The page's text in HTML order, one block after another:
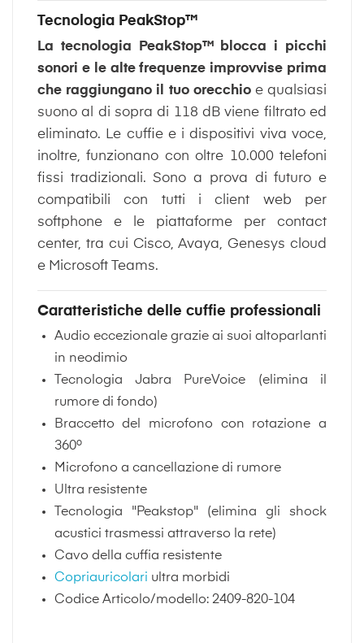
Tecnologia PeakStop™
La tecnologia PeakStop™ blocca i picchi
sonori e le alte frequenze improvvise prima
che raggiungano il tuo orecchio e qualsiasi
suono al di sopra di 118 dB viene filtrato ed
eliminato. Le cuffie e i dispositivi viva voce,
inoltre, funzionano con oltre 10.000 telefoni
fissi tradizionali. Sono a prova di futuro e
compatibili con tutti i client web per
softphone e le piattaforme per contact
center, tra cui Cisco, Avaya, Genesys cloud
e Microsoft Teams.
Caratteristiche delle cuffie professionali
Audio eccezionale grazie ai suoi altoparlanti
in neodimio
Tecnologia Jabra PureVoice (elimina il
rumore di fondo)
Braccetto del microfono con rotazione a
360º
Microfono a cancellazione di rumore
Ultra resistente
Tecnologia "Peakstop" (elimina gli shock
acustici trasmessi attraverso la rete)
Cavo della cuffia resistente
Copriauricolari ultra morbidi
Codice Articolo/modello: 2409-820-104